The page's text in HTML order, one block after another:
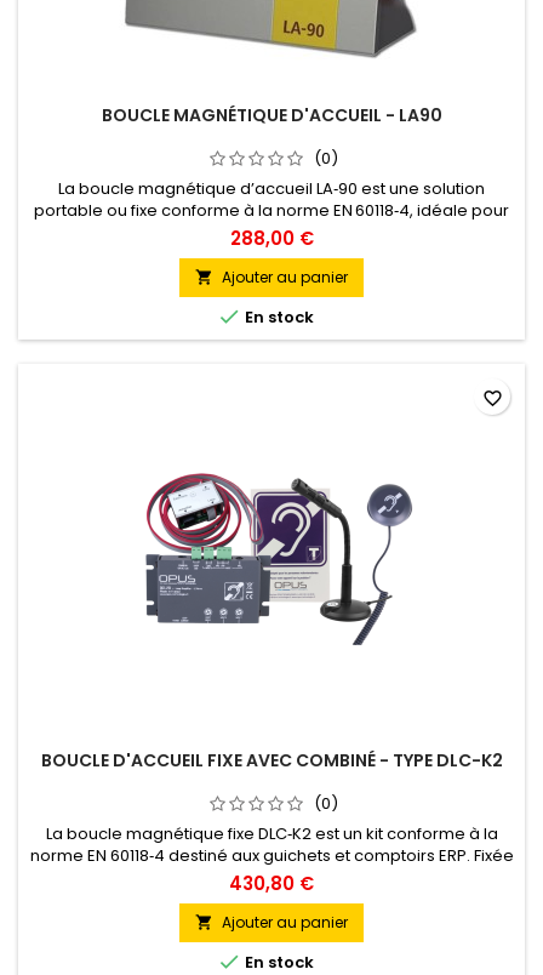
BOUCLE MAGNÉTIQUE D'ACCUEIL - LA90
(0)
La boucle magnétique d’accueil LA‑90 est une solution
portable ou fixe conforme à la norme EN 60118‑4, idéale pour
les comptoirs et guichets des ERP. Elle capte la voix via un
micro intégré ou externe, la transmet par induction aux aides
auditives (position T/MT) dans un rayon d’environ 1 m. Pour les
personnes non appareillées, un casque ou combiné peut...
288,00 €
 Ajouter au panier
 En stock
BOUCLE D'ACCUEIL FIXE AVEC COMBINÉ - TYPE DLC-K2
(0)
La boucle magnétique fixe DLC‑K2 est un kit conforme à la
norme EN 60118‑4 destiné aux guichets et comptoirs ERP. Fixée
discrètement sous le bureau, elle transmet la voix via
induction magnétique aux aides auditives (mode T). Équipée
d’un micro col de cygne et d’un combiné, elle permet aussi
d’accueillir les usagers non‑appareillés. Comprend un...
430,80 €
 Ajouter au panier
 En stock
favorite_border